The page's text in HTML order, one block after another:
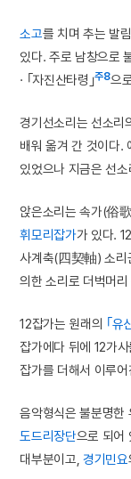
소고를 치며 추는 발
있다. 주로 남창으로
· ｢자진산타령｣주8으
경기선소리는 선소리
배워 옮겨 간 것이다.
있었으나 지금은 선
앉은소리는 속가(俗
휘모리잡가가 있다.
사계축(四契軸) 소리
의한 소리로 더벅머
12잡가는 원래의 ｢유
잡가에다 뒤에 12가사
잡가를 더해서 이루
음악형식은 불분명
도드리장단으로 되어
대부분이고, 경기민요